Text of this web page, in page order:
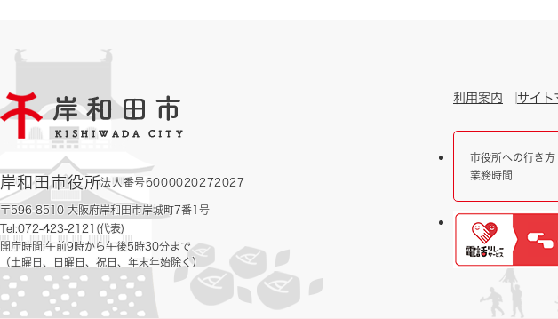
岸和田市役所法人番号6000020272027
〒596-8510 大阪府岸和田市岸城町7番1号
Tel:072-423-2121(代表)
開庁時間:午前9時から午後5時30分まで
（土曜日、日曜日、祝日、年末年始除く）
利用案内 サイト
市役所への行き方
業務時間